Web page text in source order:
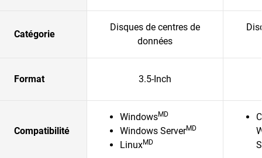
Catégorie
Disques de centres de
données
Format 3.5-Inch
Compatibilité
WindowsMD
Windows ServerMD
LinuxMD